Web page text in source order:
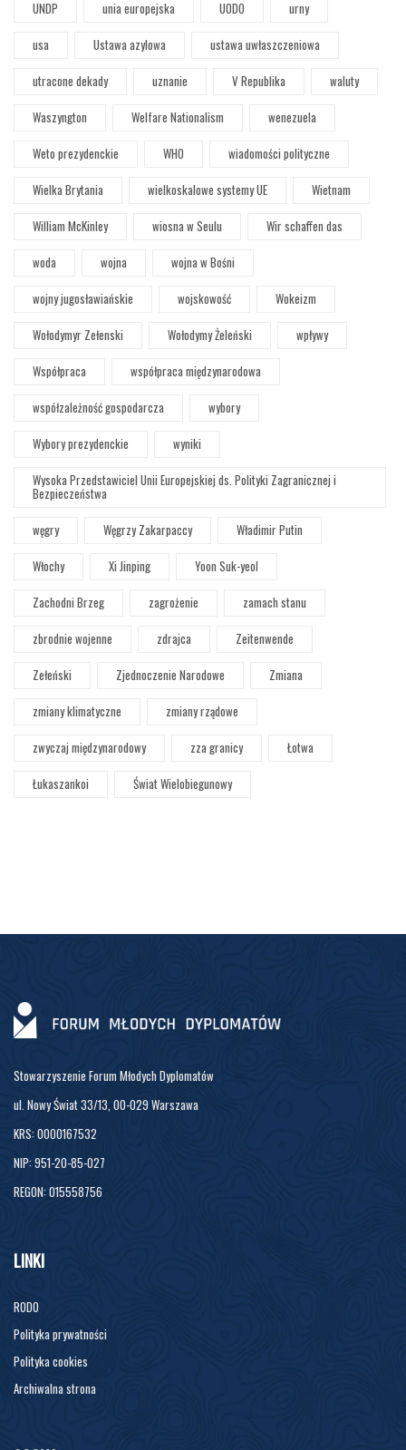
UNDP
unia europejska UODO
urny
usa
Ustawa azylowa
ustawa uwłaszczeniowa
utracone dekady
uznanie V Republika
waluty
Waszyngton
Welfare Nationalism
wenezuela
Weto prezydenckie
WHO
wiadomości polityczne
Wielka Brytania
wielkoskalowe systemy UE
Wietnam
William McKinley
wiosna w Seulu
Wir schaffen das
woda
wojna
wojna w Bośni
wojny jugosławiańskie
wojskowość
Wokeizm
Wołodymyr Zełenski
Wołodymy Żeleński
wpływy
Współpraca
współpraca międzynarodowa
współzależność gospodarcza
wybory
Wybory prezydenckie
wyniki
Wysoka Przedstawiciel Unii Europejskiej ds. Polityki Zagranicznej i
Bezpieczeństwa
węgry
Węgrzy Zakarpaccy
Władimir Putin
Włochy
Xi Jinping
Yoon Suk-yeol
Zachodni Brzeg
zagrożenie
zamach stanu
zbrodnie wojenne
zdrajca
Zeitenwende
Zełeński
Zjednoczenie Narodowe
Zmiana
zmiany klimatyczne
zmiany rządowe
zwyczaj międzynarodowy
zza granicy
Łotwa
Łukaszankoi
Świat Wielobiegunowy
Stowarzyszenie Forum Młodych Dyplomatów
ul. Nowy Świat 33/13, 00-029 Warszawa
KRS: 0000167532
NIP: 951-20-85-027
REGON: 015558756
LINKI
RODO
Polityka prywatności
Polityka cookies
Archiwalna strona